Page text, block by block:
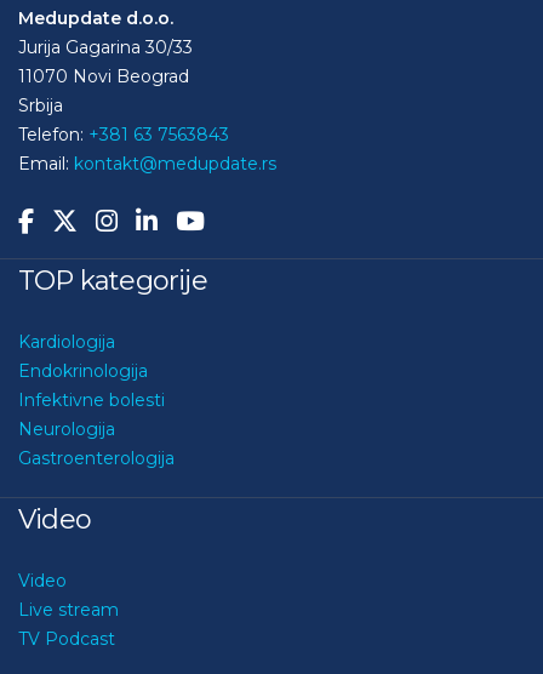
Medupdate d.o.o.
Jurija Gagarina 30/33
11070 Novi Beograd
Srbija
Telefon: +381 63 7563843
Email: kontakt@medupdate.rs
TOP kategorije
Kardiologija
Endokrinologija
Infektivne bolesti
Neurologija
Gastroenterologija
Video
Video
Live stream
TV Podcast